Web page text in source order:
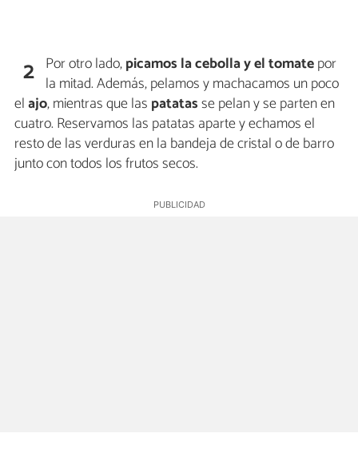
2 Por otro lado,picamos la cebolla y el tomatepor
la mitad. Además, pelamos y machacamos un poco
elajo, mientras que las patatasse pelan y se parten en
cuatro. Reservamos las patatas aparte y echamos el
resto de las verduras en la bandeja de cristal o de barro
junto con todos los frutos secos.